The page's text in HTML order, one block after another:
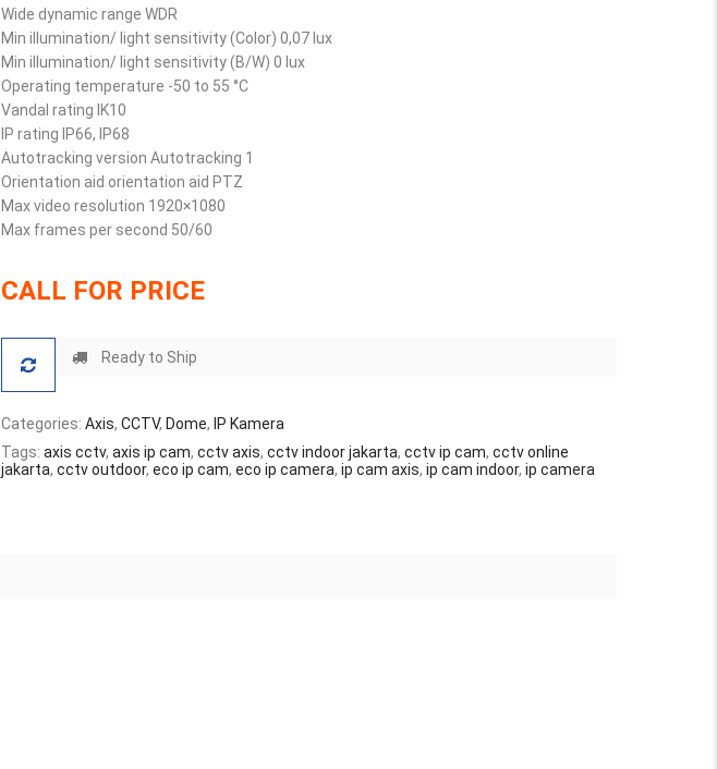
Wide dynamic range WDR
Min illumination/ light sensitivity (Color) 0,07 lux
Min illumination/ light sensitivity (B/W) 0 lux
Operating temperature -50 to 55 °C
Vandal rating IK10
IP rating IP66, IP68
Autotracking version Autotracking 1
Orientation aid orientation aid PTZ
Max video resolution 1920×1080
Max frames per second 50/60
CALL FOR PRICE
Ready to Ship
Categories: Axis, CCTV, Dome, IP Kamera
Tags: axis cctv, axis ip cam, cctv axis, cctv indoor jakarta, cctv ip cam, cctv online
jakarta, cctv outdoor, eco ip cam, eco ip camera, ip cam axis, ip cam indoor, ip camera